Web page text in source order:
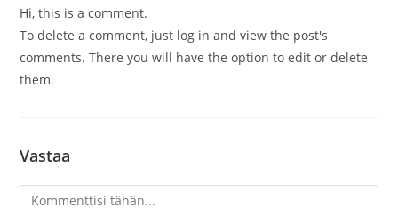
Hi, this is a comment.
To delete a comment, just log in and view the post's
comments. There you will have the option to edit or delete
them.
Vastaa
Kommentti